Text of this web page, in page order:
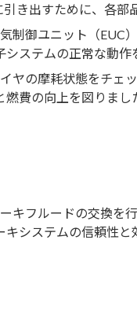
き出すために、各部
制御ユニット（EUC
ステムの正常な動作
ヤの摩耗状態をチェ
費の向上を図りまし
キフルードの交換を
キシステムの信頼性